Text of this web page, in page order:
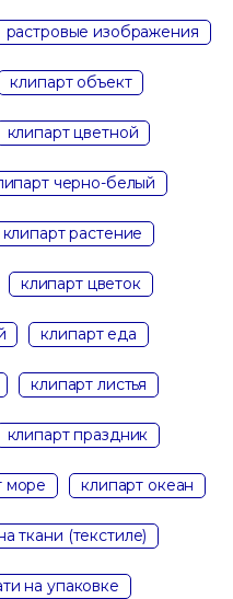
растровые изображения
клипарт объект
клипарт цветной
черно-белый
клипарт растение
клипарт цветок
клипарт еда
клипарт листья
клипарт праздник
море клипарт океан
ткани (текстиле)
на упаковке